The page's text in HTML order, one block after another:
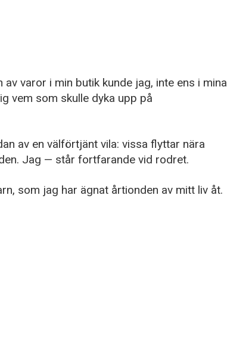
varor i min butik kunde jag, inte ens i mina
vem som skulle dyka upp på
av en välförtjänt vila: vissa flyttar nära
Jag — står fortfarande vid rodret.
som jag har ägnat årtionden av mitt liv åt.